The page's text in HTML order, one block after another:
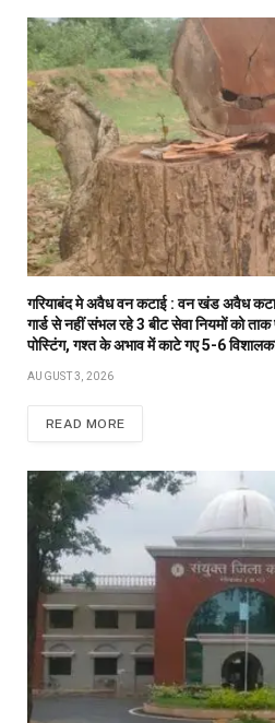
गरियाबंद मे अवैध वन कटाई : वन खंड अवैध
गार्ड से नहीं संभल रहे 3 बीट सेवा नियमों को
पोस्टिंग, गश्त के अभाव में काटे गए 5-6
AUGUST 3, 2026
READ MORE